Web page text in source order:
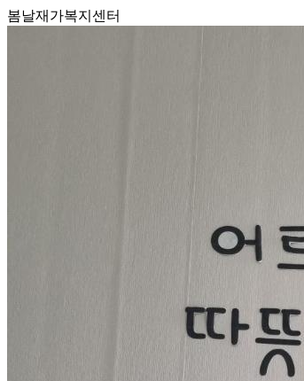
봄날재가복지센터